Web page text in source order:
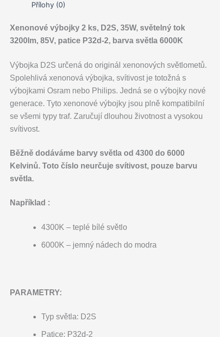
Přílohy (0)
Xenonové výbojky 2 ks, D2S, 35W, světelný tok
3200lm, 85V, patice P32d-2, barva světla 6000K
Výbojka D2S určená do originál xenonových světlometů.
Spolehlivá xenonová výbojka, svítivost je totožná s
výbojkami Osram nebo Philips. Jedná se o výbojky nové
generace. Tyto xenonové výbojky jsou plně kompatibilní
se všemi typy traf. Zaručují dlouhou životnost a vysokou
svítivost.
Běžně dodáváme barvy světla od 4300 do 6000
Kelvinů. Toto číslo neurčuje svítivost, pouze barvu
světla.
Například :
4300K – teplé bílé světlo
6000K – jemný nádech do modra
PARAMETRY:
Typ světla: D2S
Patice: P32d-2